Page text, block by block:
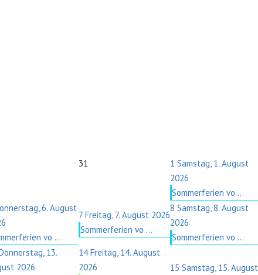
31 1 Samstag, 1. August
2026
Sommerferien vo ...
6. August
vo ...
7 Freitag, 7. August 2026
Sommerferien vo ...
8 Samstag, 8. August
2026
Sommerferien vo ...
13.
2026
14 Freitag, 14. August
2026
15 Samstag, 15. August